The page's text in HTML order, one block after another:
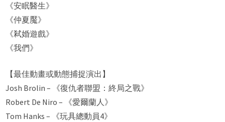
《安眠醫生》
《仲夏魘》
《弒婚遊戲》
《我們》
【最佳動畫或動態捕捉演出】
Josh Brolin – 《復仇者聯盟：終局之戰》
Robert De Niro – 《愛爾蘭人》
Tom Hanks – 《玩具總動員4》